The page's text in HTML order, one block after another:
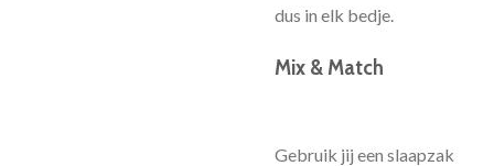
dus in elk bedje.
Mix & Match
Gebruik jij een slaapzak